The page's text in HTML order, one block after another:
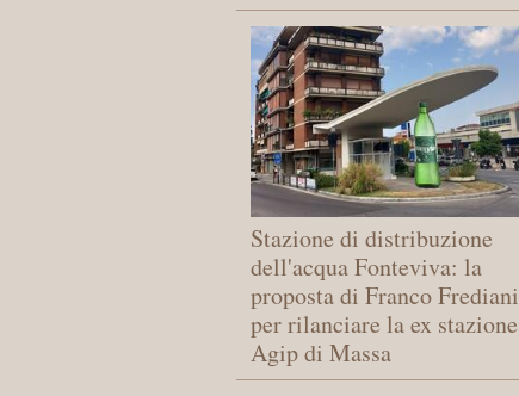
Stazione di distribuzione
dell'acqua Fonteviva: la
proposta di Franco Frediani
per rilanciare la ex stazione
Agip di Massa